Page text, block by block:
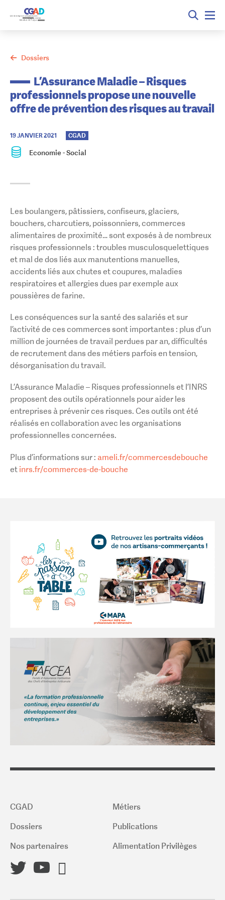
Dossiers
L’Assurance Maladie – Risques
professionnels propose une nouvelle
offre de prévention des risques au travail
19 JANVIER 2021 CGAD
| Economie - Social
Les boulangers, pâtissiers, confiseurs, glaciers,
bouchers, charcutiers, poissonniers, commerces
alimentaires de proximité… sont exposés à de nombreux
risques professionnels : troubles musculosquelettiques
et mal de dos liés aux manutentions manuelles,
accidents liés aux chutes et coupures, maladies
respiratoires et allergies dues par exemple aux
poussières de farine.
Les conséquences sur la santé des salariés et sur
l’activité de ces commerces sont importantes : plus d’un
million de journées de travail perdues par an, difficultés
de recrutement dans des métiers parfois en tension,
désorganisation du travail.
L’Assurance Maladie – Risques professionnels et l’INRS
proposent des outils opérationnels pour aider les
entreprises à prévenir ces risques. Ces outils ont été
réalisés en collaboration avec les organisations
professionnelles concernées.
Plus d’informations sur : ameli.fr/commercesdebouche
et inrs.fr/commerces-de-bouche
CGAD
Métiers
Dossiers
Publications
Nos partenaires
Alimentation Privilèges